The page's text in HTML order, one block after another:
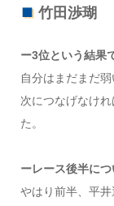
竹田渉瑚
ー3位という結果
自分はまだまだ
次につなげなけ
た。
ーレース後半につ
やはり前半、平